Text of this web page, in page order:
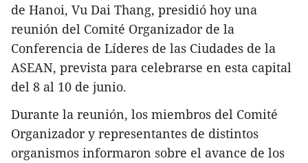
de Hanoi, Vu Dai Thang, presidió hoy una
reunión del Comité Organizador de la
Conferencia de Líderes de las Ciudades de la
ASEAN, prevista para celebrarse en esta capital
del 8 al 10 de junio.
​Durante la reunión, los miembros del Comité
Organizador y representantes de distintos
organismos informaron sobre el avance de los